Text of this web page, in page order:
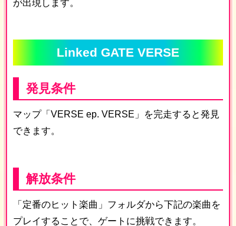
が出現します。
Linked GATE VERSE
発見条件
マップ「VERSE ep. VERSE」を完走すると発見
できます。
解放条件
「定番のヒット楽曲」フォルダから下記の楽曲を
プレイすることで、ゲートに挑戦できます。